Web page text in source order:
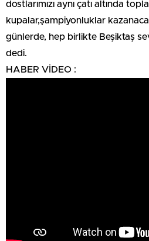
dostlarımızı aynı çatı altında
kupalar,şampiyonluklar
günlerde, hep birlikte Beşiktaş
dedi.
HABER VİDEO :